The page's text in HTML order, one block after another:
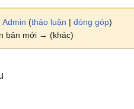
Admin (thảo luận | đóng góp)
bản mới → (khác)